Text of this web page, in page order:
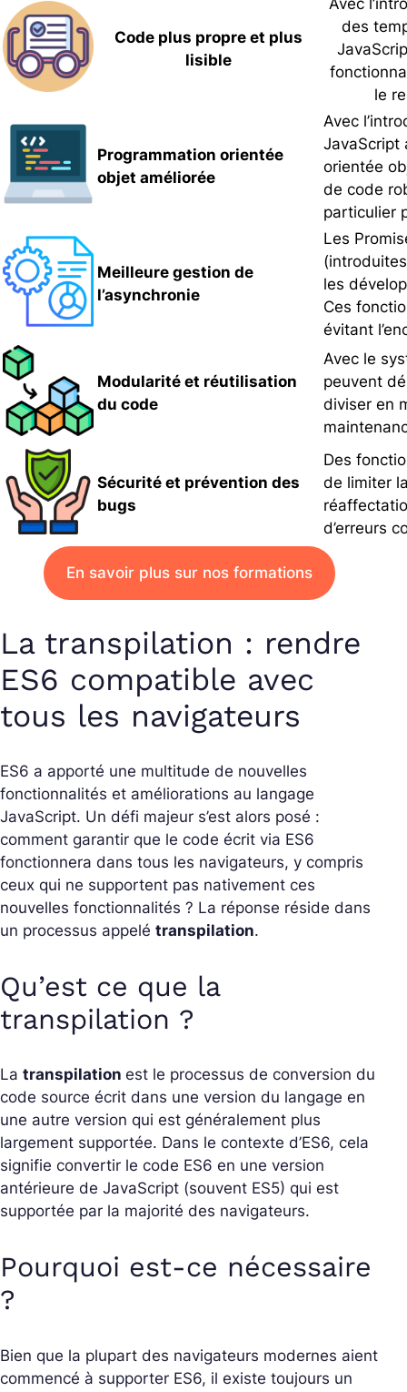
Code plus propre et plus
lisible
Avec
des
le
Programmation orientée
objet améliorée
Avec
JavaScript
orientée
de code
particulier
Meilleure gestion de
l’asynchronie
Les
les
Ces
évitant
Modularité et réutilisation
du code
Avec le
peuvent
diviser en
Sécurité et prévention des
bugs
Des
de limiter
d’erreurs
En savoir plus sur nos formations
La transpilation : rendre
ES6 compatible avec
tous les navigateurs
ES6 a apporté une multitude de nouvelles
fonctionnalités et améliorations au langage
JavaScript. Un défi majeur s’est alors posé :
comment garantir que le code écrit via ES6
fonctionnera dans tous les navigateurs, y compris
ceux qui ne supportent pas nativement ces
nouvelles fonctionnalités ? La réponse réside dans
un processus appelé transpilation.
Qu’est ce que la
transpilation ?
La transpilation est le processus de conversion du
code source écrit dans une version du langage en
une autre version qui est généralement plus
largement supportée. Dans le contexte d’ES6, cela
signifie convertir le code ES6 en une version
antérieure de JavaScript (souvent ES5) qui est
supportée par la majorité des navigateurs.
Pourquoi est-ce nécessaire
?
Bien que la plupart des navigateurs modernes aient
commencé à supporter ES6, il existe toujours un